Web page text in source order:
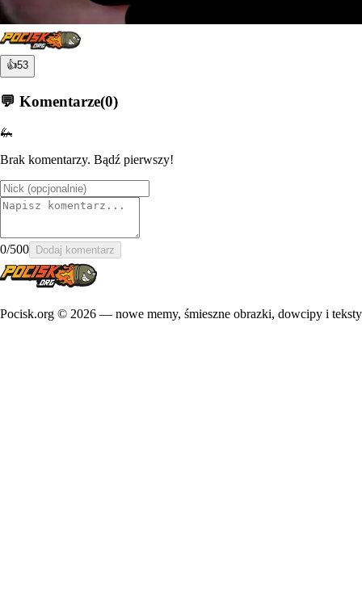
👍53
💬 Komentarze(0)
🦗
Brak komentarzy. Bądź pierwszy!
0/500 Dodaj komentarz
Pocisk.org © 2026 — nowe memy, śmieszne obrazki, dowcipy i teksty